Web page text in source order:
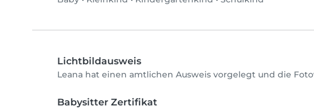
Lichtbildausweis
Leana hat einen amtlichen Ausweis vorgelegt und die
Babysitter Zertifikat